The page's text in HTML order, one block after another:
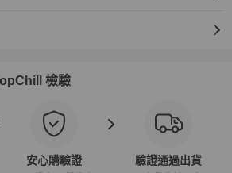
檢驗
安心購驗證 驗證通過出貨